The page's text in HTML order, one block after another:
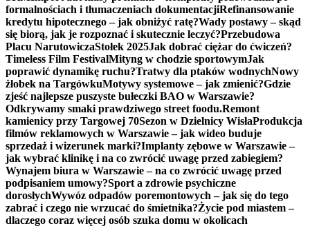
formalnościach i tłumaczeniach dokumentacjiRefinansowanie
kredytu hipotecznego – jak obniżyć ratę?Wady postawy – skąd
się biorą, jak je rozpoznać i skutecznie leczyć?Przebudowa
Placu NarutowiczaStołek 2025Jak dobrać ciężar do ćwiczeń?
Timeless Film FestivalMityng w chodzie sportowymJak
poprawić dynamikę ruchu?Tratwy dla ptaków wodnychNowy
żłobek na TargówkuMotywy systemowe – jak zmienić?Gdzie
zjeść najlepsze puszyste bułeczki BAO w Warszawie?
Odkrywamy smaki prawdziwego street foodu.Remont
kamienicy przy Targowej 70Sezon w Dzielnicy WisłaProdukcja
filmów reklamowych w Warszawie – jak wideo buduje
sprzedaż i wizerunek marki?Implanty zębowe w Warszawie –
jak wybrać klinikę i na co zwrócić uwagę przed zabiegiem?
Wynajem biura w Warszawie – na co zwrócić uwagę przed
podpisaniem umowy?Sport a zdrowie psychiczne
dorosłychWywóz odpadów poremontowych – jak się do tego
zabrać i czego nie wrzucać do śmietnika?Życie pod miastem –
dlaczego coraz więcej osób szuka domu w okolicach